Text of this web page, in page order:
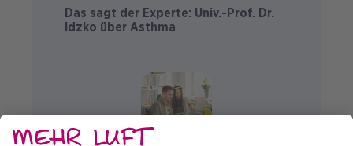
Das sagt der Experte: Univ.-Prof. Dr.
Idzko über Asthma